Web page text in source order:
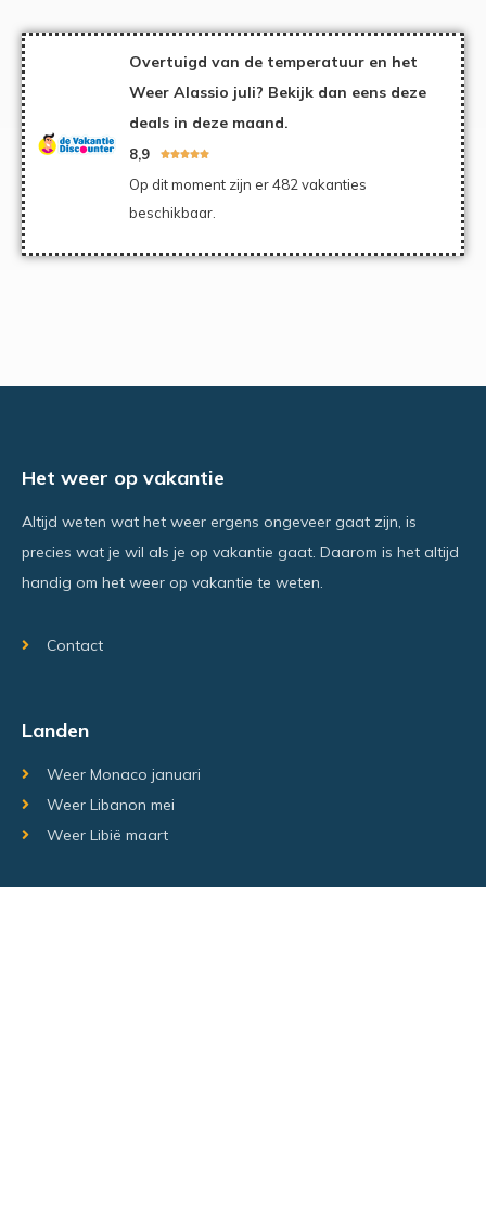
Overtuigd van de temperatuur en het
Weer Alassio juli? Bekijk dan eens deze
deals in deze maand.
8,9 
Op dit moment zijn er 482 vakanties
beschikbaar.
Het weer op vakantie
Altijd weten wat het weer ergens ongeveer gaat zijn, is
precies wat je wil als je op vakantie gaat. Daarom is het altijd
handig om het weer op vakantie te weten.
Contact
Landen
Weer Monaco januari
Weer Libanon mei
Weer Libië maart